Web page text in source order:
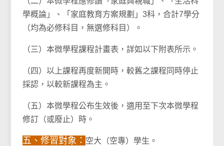
學概論」、「家庭教育方案規劃」3科，合計7學分
（均為必修科目，無選修科目）。
（三）本微學程課程計畫表，詳如以下附表所示。
（四）以上課程再度新開時，較舊之課程同時停止
採認，以較新課程為主。
（五）本微學程公布生效後，適用至下次本微學程
修訂（或廢止）時。
五、修習對象： 空大（空專）學生。